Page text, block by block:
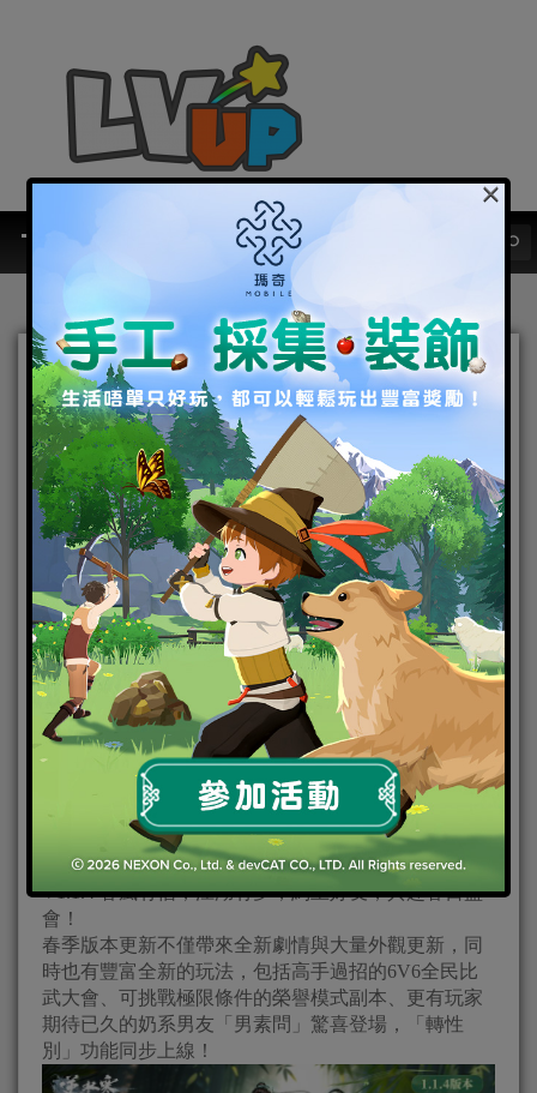
《逆水寒》春季版本上線，
男素問登場、轉性別系統開
啟，邀你共賞江湖春光
2025-02-21|Android,IOS,手機遊戲
恩奕遊戲今（21）日宣布，《逆水寒》即將於 2 月 27
日 帶來深受玩家期待的「轉性別」系統、「男素問」
流派與全新「6V6比武大會玩法」等眾多內容的春季
版本更新，同時搶先釋出版本內容宣傳影片，也祭出
豐厚福利回饋玩家，包括現金獎勵、回歸獎勵加碼，
邀請玩家攜手同遊，在開放世界打卡賞春，迎接江湖
全新篇章。
https://youtu.be/KBPYitO-HVM
《逆水寒》春季版本宣傳影片
V1.1.4 春風有信，江湖有夢，約上好友，共赴春日盛
會！
春季版本更新不僅帶來全新劇情與大量外觀更新，同
時也有豐富全新的玩法，包括高手過招的6V6全民比
武大會、可挑戰極限條件的榮譽模式副本、更有玩家
期待已久的奶系男友「男素問」驚喜登場，「轉性
別」功能同步上線！
×